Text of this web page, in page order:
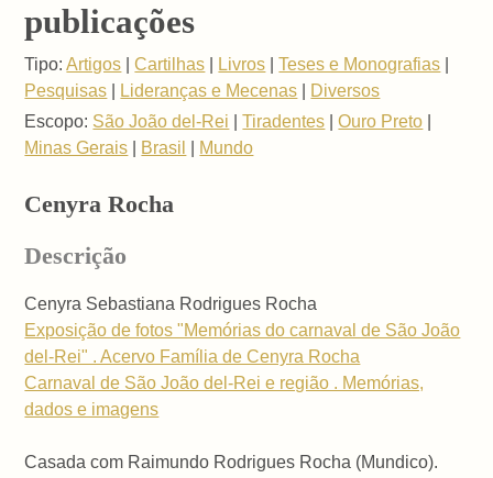
publicações
Tipo: Artigos |Cartilhas Livros |Teses e Monografias
Pesquisas
Lideranças e Mecenas
Diversos
Escopo: São João del-Rei |Tiradentes |Ouro Preto
Minas Gerais
Brasil Mundo
Cenyra Rocha
Descrição
Cenyra Sebastiana Rodrigues Rocha
Exposição de fotos "Memórias do carnaval de São João
del-Rei" . Acervo Família de Cenyra Rocha
Carnaval de São João del-Rei e região . Memórias,
dados e imagens
Casada com Raimundo Rodrigues Rocha (Mundico).